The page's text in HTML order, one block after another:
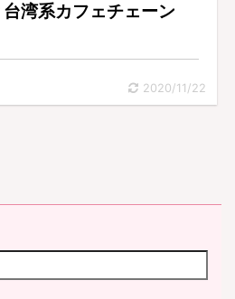
湾系カフェチェーン
2020/11/22